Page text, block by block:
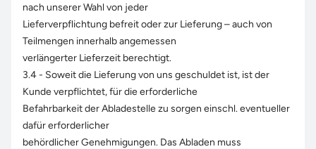
nach unserer Wahl von jeder
Lieferverpflichtung befreit oder zur Lieferung – auch von
Teilmengen innerhalb angemessen
verlängerter Lieferzeit berechtigt.
3.4 - Soweit die Lieferung von uns geschuldet ist, ist der
Kunde verpflichtet, für die erforderliche
Befahrbarkeit der Abladestelle zu sorgen einschl. eventueller
dafür erforderlicher
behördlicher Genehmigungen. Das Abladen muss